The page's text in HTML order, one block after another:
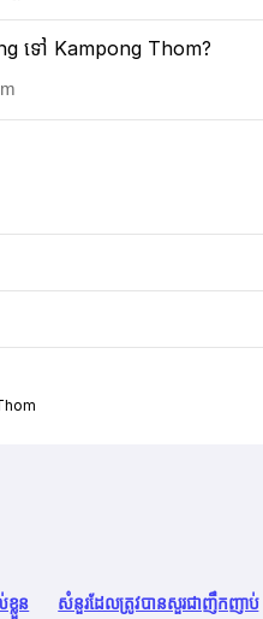
ទៅ Kampong Thom?
ខ្លួន សំនួរដែលត្រូវបានសួរជាញឹកញាប់